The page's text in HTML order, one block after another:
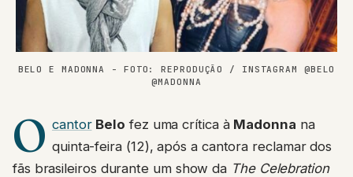
BELO E MADONNA - FOTO: REPRODUÇÃO / INSTAGRAM @BELO
@MADONNA
O cantor Belo fez uma crítica à Madonna na
quinta-feira (12), após a cantora reclamar dos
fãs brasileiros durante um show da The Celebration